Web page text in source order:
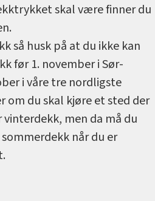
skal være finner du
så husk på at du ikke kan
før 1. november i Sør-
i våre tre nordligste
om du skal kjøre et sted der
men da må du
når du er